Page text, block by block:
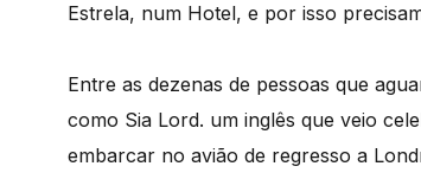
Estrela, num Hotel, e por isso
Entre as dezenas de pessoas que
como Sia Lord. um inglês que veio
embarcar no avião de regresso a